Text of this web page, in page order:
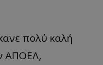
πολύ καλή
ΑΠΟΕΛ,